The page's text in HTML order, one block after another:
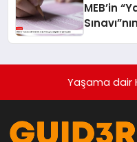
MEB’in
Yaşama dair